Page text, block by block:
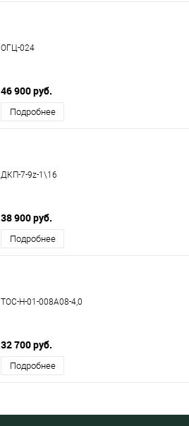
ОГЦ-024
46 900 руб.
Подробнее
ДКП-7-9z-1\16
38 900 руб.
Подробнее
ТОС-Н-01-008А08-4,0
32 700 руб.
Подробнее